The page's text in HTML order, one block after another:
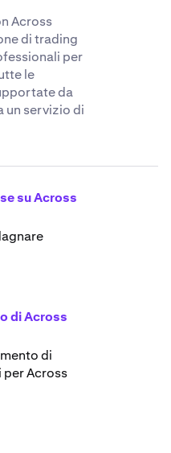
Across
di trading
per
le
da
un servizio di
su Across
di Across
di
Across